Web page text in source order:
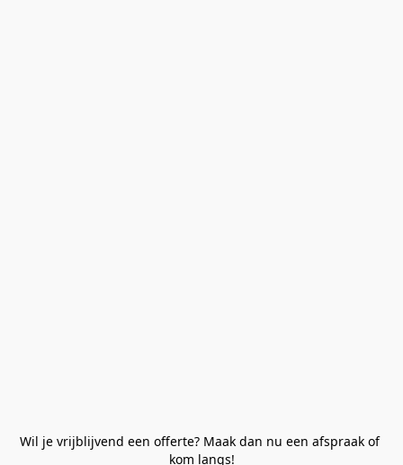
Wil je vrijblijvend een offerte? Maak dan nu een afspraak of
kom langs!